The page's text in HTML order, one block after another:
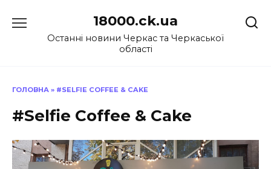
до
18000.ck.ua
Останні новини Черкас та Черкаської
області
ГОЛОВНА » #SELFIE COFFEE & CAKE
#Selfie Coffee & Cake